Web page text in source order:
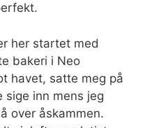
her startet med
bakeri i Neo
havet, satte meg på
sige inn mens jeg
over åskammen.